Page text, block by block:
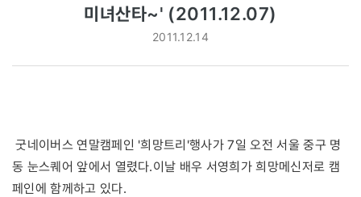
미녀산타~' (2011.12.07)
2011.12.14
굿네이버스 연말캠페인 '희망트리'행사가 7일 오전 서울 중구 명
동 눈스퀘어 앞에서 열렸다.이날 배우 서영희가 희망메신저로 캠
페인에 함께하고 있다.